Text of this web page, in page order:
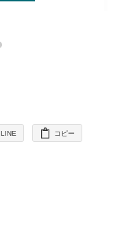
LINE コピー